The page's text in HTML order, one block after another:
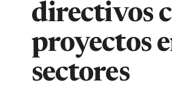
directivos
proyectos
sectores